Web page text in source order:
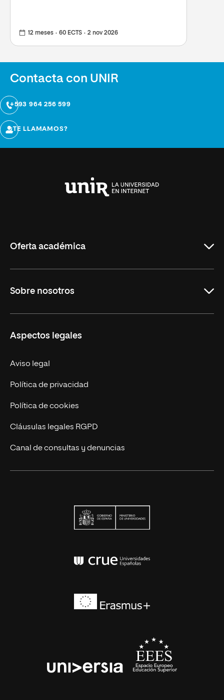
12 meses 60 ECTS 2 nov 2026
Contacta con UNIR
+593 964 256 599
¿TE LLAMAMOS?
Oferta académica
Formación Continua
Sobre nosotros
Trabaja en UNIR
Actualidad
Contáctanos
Aspectos legales
Aviso legal
Política de privacidad
Política de cookies
Cláusulas legales RGPD
Canal de consultas y denuncias